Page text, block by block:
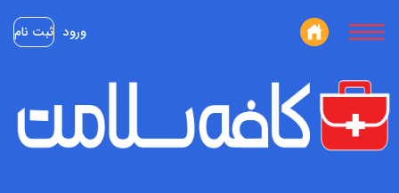
ورود ثبت نام